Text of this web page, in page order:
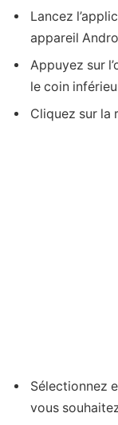
Lancez
appareil
Appuyez sur
le coin
Cliquez sur la
Sélectionnez
vous